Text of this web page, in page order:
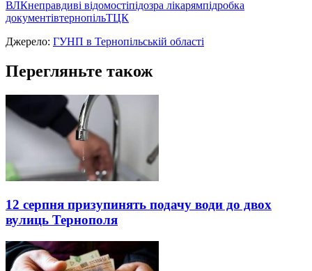
ВЛКнеправдиві відомостіпідозра лікарямпідробка
документівтернопільТЦК
Джерело: ГУНП в Тернопільській області
Перегляньте також
12 серпня призупинять подачу води до двох
вулиць Тернополя